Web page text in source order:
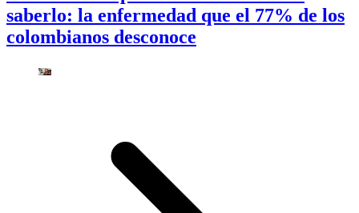
saberlo: la enfermedad que el 77% de los
colombianos desconoce